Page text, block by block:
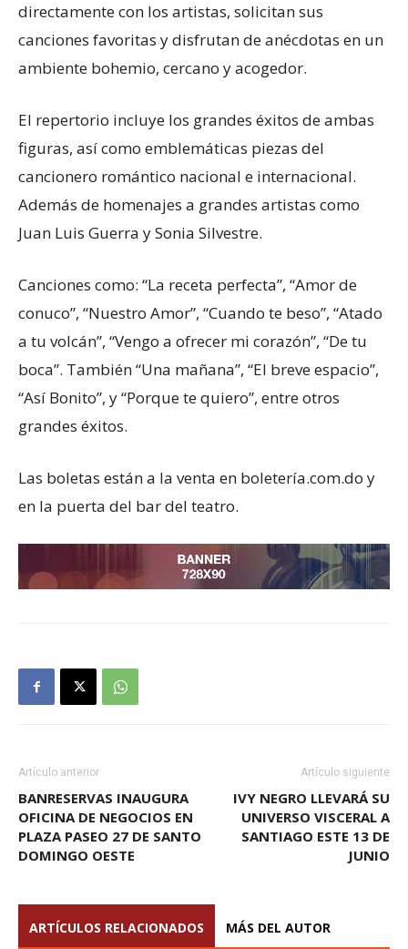
directamente con los artistas, solicitan sus
canciones favoritas y disfrutan de anécdotas en un
ambiente bohemio, cercano y acogedor.
El repertorio incluye los grandes éxitos de ambas
figuras, así como emblemáticas piezas del
cancionero romántico nacional e internacional.
Además de homenajes a grandes artistas como
Juan Luis Guerra y Sonia Silvestre.
Canciones como: “La receta perfecta”, “Amor de
conuco”, “Nuestro Amor”, “Cuando te beso”, “Atado
a tu volcán”, “Vengo a ofrecer mi corazón”, “De tu
boca”. También “Una mañana”, “El breve espacio”,
“Así Bonito”, y “Porque te quiero”, entre otros
grandes éxitos.
Las boletas están a la venta en boletería.com.do y
en la puerta del bar del teatro.
Artículo anterior
BANRESERVAS INAUGURA
OFICINA DE NEGOCIOS EN
PLAZA PASEO 27 DE SANTO
DOMINGO OESTE
Artículo siguiente
IVY NEGRO LLEVARÁ SU
UNIVERSO VISCERAL A
SANTIAGO ESTE 13 DE
JUNIO
ARTÍCULOS RELACIONADOS MÁS DEL AUTOR